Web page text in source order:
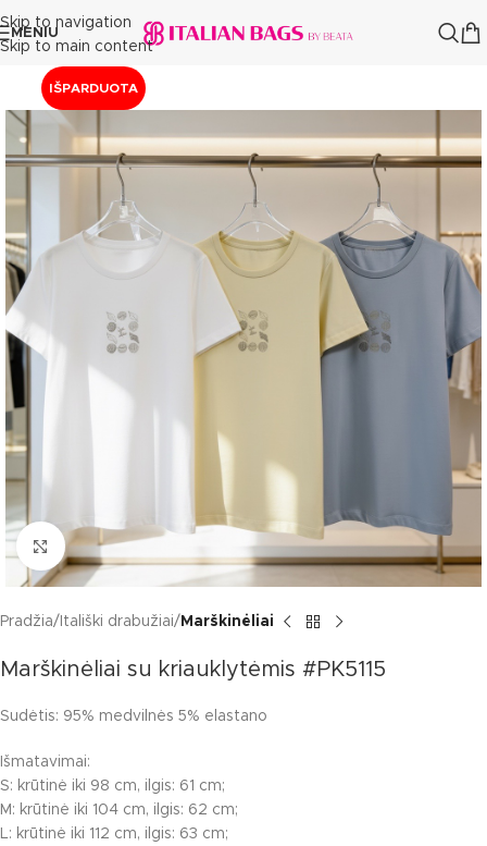
Skip to navigation
Skip to main content
MENIU
IŠPARDUOTA
Click to enlarge
Pradžia Itališki drabužiai Marškinėliai
Marškinėliai su kriauklytėmis #PK5115
Sudėtis: 95% medvilnės 5% elastano
Išmatavimai:
S: krūtinė iki 98 cm, ilgis: 61 cm;
M: krūtinė iki 104 cm, ilgis: 62 cm;
L: krūtinė iki 112 cm, ilgis: 63 cm;